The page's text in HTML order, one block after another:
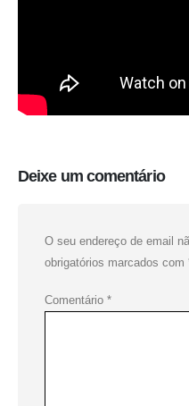
Deixe um comentário
O seu endereço de email
obrigatórios marcados com
Comentário *